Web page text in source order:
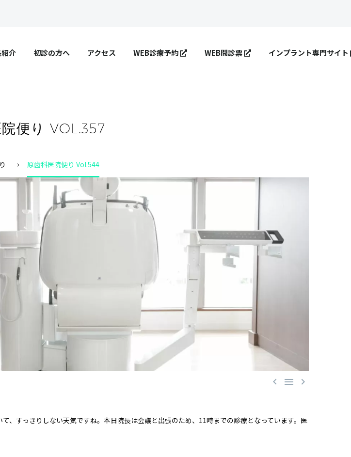
介 初診の方へ アクセス WEB診療予約 WEB問診票 インプラント専門サイト
便り VOL.357
原歯科医院便り Vol.544
  
、すっきりしない天気ですね。本日院長は会議と出張のため、11時までの診療となっています。医